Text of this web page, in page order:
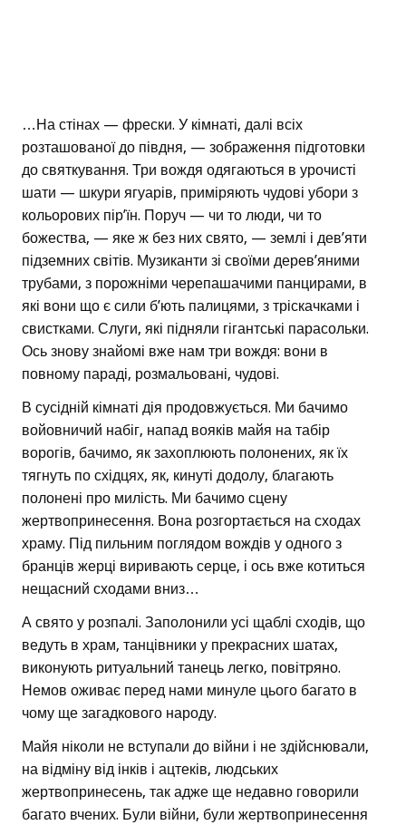
…На стінах — фрески. У кімнаті, далі всіх
розташованої до півдня, — зображення підготовки
до святкування. Три вождя одягаються в урочисті
шати — шкури ягуарів, приміряють чудові убори з
кольорових пір’їн. Поруч — чи то люди, чи то
божества, — яке ж без них свято, — землі і дев’яти
підземних світів. Музиканти зі своїми дерев’яними
трубами, з порожніми черепашачими панцирами, в
які вони що є сили б’ють палицями, з тріскачками і
свистками. Слуги, які підняли гігантські парасольки.
Ось знову знайомі вже нам три вождя: вони в
повному параді, розмальовані, чудові.
В сусідній кімнаті дія продовжується. Ми бачимо
войовничий набіг, напад вояків майя на табір
ворогів, бачимо, як захоплюють полонених, як їх
тягнуть по східцях, як, кинуті додолу, благають
полонені про милість. Ми бачимо сцену
жертвопринесення. Вона розгортається на сходах
храму. Під пильним поглядом вождів у одного з
бранців жерці виривають серце, і ось вже котиться
нещасний сходами вниз…
А свято у розпалі. Заполонили усі щаблі сходів, що
ведуть в храм, танцівники у прекрасних шатах,
виконують ритуальний танець легко, повітряно.
Немов оживає перед нами минуле цього багато в
чому ще загадкового народу.
Майя ніколи не вступали до війни і не здійснювали,
на відміну від інків і ацтеків, людських
жертвопринесень, так адже ще недавно говорили
багато вчених. Були війни, були жертвопринесення